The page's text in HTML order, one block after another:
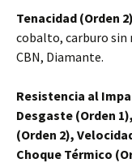
Tenacidad (Orden
cobalto, carburo sin
CBN, Diamante.
Resistencia al
Desgaste (Orden
(Orden 2),
Choque Térmico